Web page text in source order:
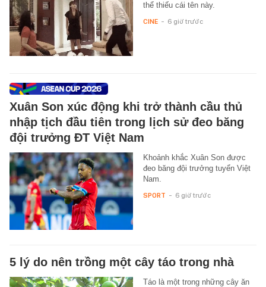
thể thiếu cái tên này.
CINE - 6 giờ trước
Xuân Son xúc động khi trở thành cầu thủ
nhập tịch đầu tiên trong lịch sử đeo băng
đội trưởng ĐT Việt Nam
Khoảnh khắc Xuân Son được
đeo băng đội trưởng tuyển Việt
Nam.
SPORT - 6 giờ trước
5 lý do nên trồng một cây táo trong nhà
Táo là một trong những cây ăn